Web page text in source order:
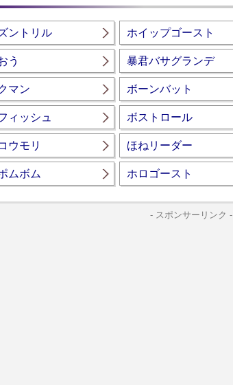
ントリル ホイップゴースト
う 暴君バサグランデ
マン ボーンバット
ィッシュ ボストロール
ウモリ ほねリーダー
ムボム ホロゴースト
- スポンサーリンク -